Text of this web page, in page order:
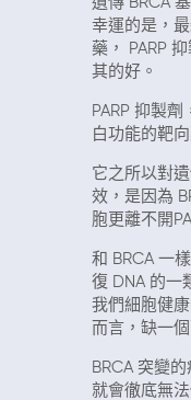
幸運的是，
藥，
PARP 抑
其的好。
PARP 抑製劑
白功能的靶向
它之所以對
效，是因為
胞更離不開
和 BRCA 一樣
復 DNA 的一
我們細胞健
而言，缺一
BRCA 突變的
就會徹底無